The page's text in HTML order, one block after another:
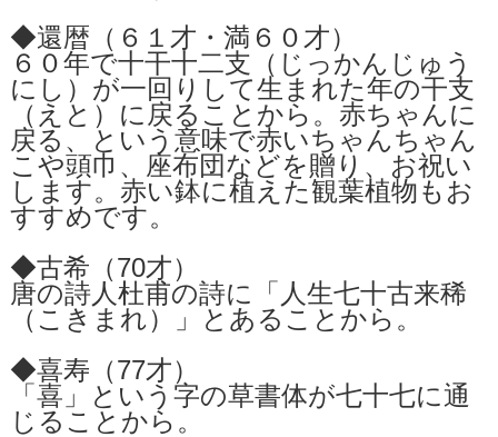
◆還暦（６１才・満６０才）
６０年で十干十二支（じっかんじゅう
にし）が一回りして生まれた年の干支
（えと）に戻ることから。赤ちゃんに
戻る、という意味で赤いちゃんちゃん
こや頭巾、座布団などを贈り、お祝い
します。赤い鉢に植えた観葉植物もお
すすめです。
◆古希（70才）
唐の詩人杜甫の詩に「人生七十古来稀
（こきまれ）」とあることから。
◆喜寿（77才）
「喜」という字の草書体が七十七に通
じることから。